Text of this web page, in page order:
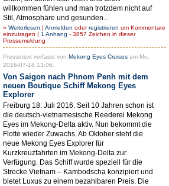
willkommen fühlen und man trotzdem nicht auf
Stil, Atmosphäre und gesunden...
» Weiterlesen | Anmelden oderregistrieren um Kommentare
einzutragen | 1 Anhang - 3857 Zeichen in dieser
Pressemeldung
Pressetext verfasst von Mekong Eyes Cruises am Mo,
2016-07-18 13:06.
Von Saigon nach Phnom Penh mit dem
neuen Boutique Schiff Mekong Eyes
Explorer
Freiburg 18. Juli 2016. Seit 10 Jahren schon ist
die deutsch-vietnamesische Reederei Mekong
Eyes im Mekong-Delta aktiv. Nun bekommt die
Flotte wieder Zuwachs. Ab Oktober steht die
neue Mekong Eyes Explorer für
Kurzkreuzfahrten im Mekong-Delta zur
Verfügung. Das Schiff wurde speziell für die
Strecke Vietnam – Kambodscha konzipiert und
bietet Luxus zu einem bezahlbaren Preis. Die